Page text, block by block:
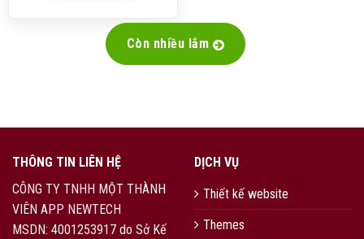
Còn nhiều lắm
THÔNG TIN LIÊN HỆ
CÔNG TY TNHH MỘT THÀNH
VIÊN APP NEWTECH
MSDN: 4001253917 do Sở Kế
DỊCH VỤ
Thiết kế website
Themes